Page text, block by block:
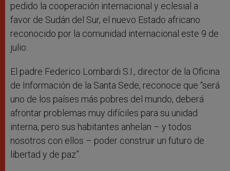
pedido la cooperación internacional y eclesial a
favor de Sudán del Sur, el nuevo Estado africano
reconocido por la comunidad internacional este 9 de
julio.
El padre Federico Lombardi S.I., director de la Oficina
de Información de la Santa Sede, reconoce que “será
uno de los países más pobres del mundo, deberá
afrontar problemas muy difíciles para su unidad
interna, pero sus habitantes anhelan – y todos
nosotros con ellos – poder construir un futuro de
libertad y de paz”.